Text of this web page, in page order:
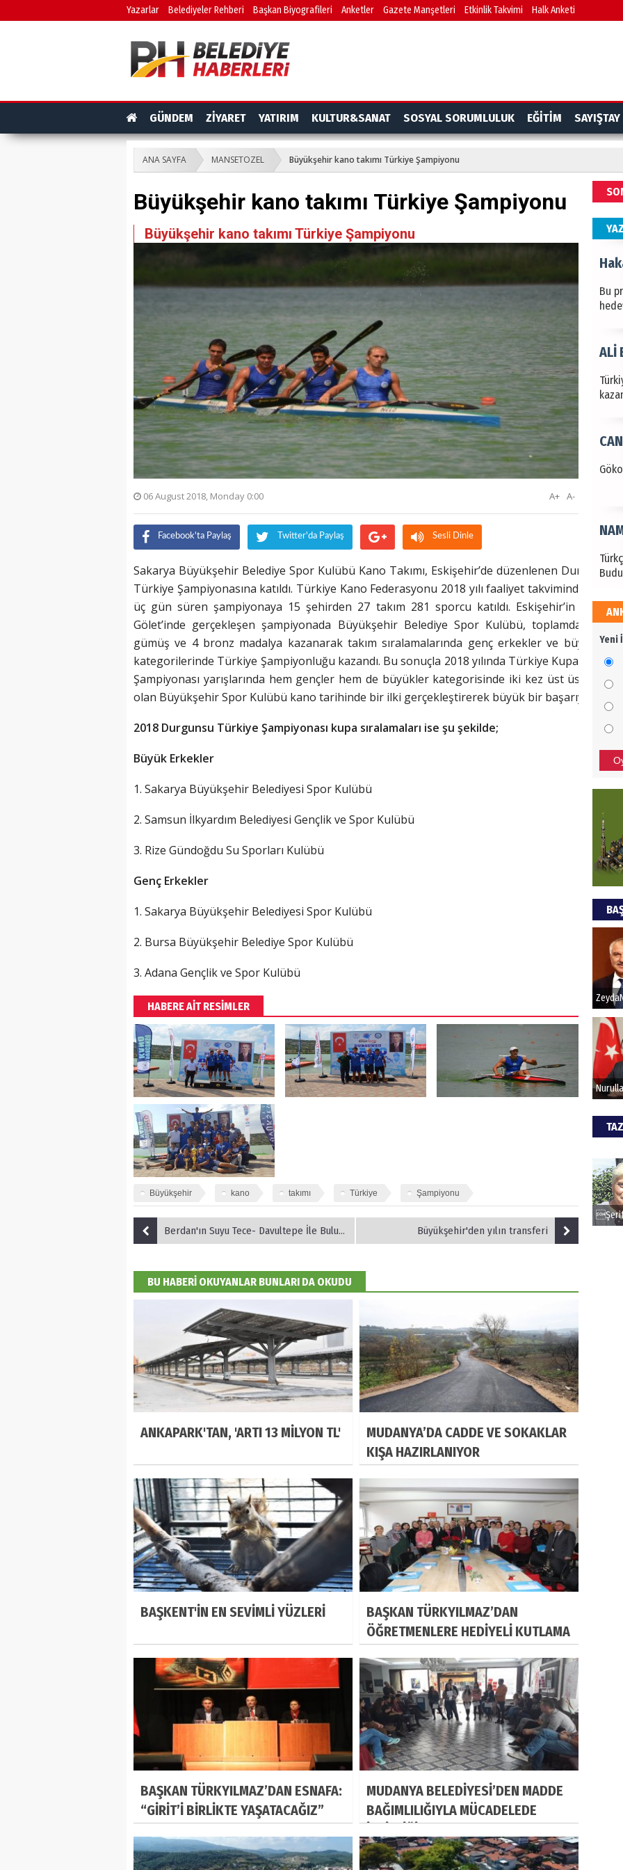
Yazarlar Belediyeler Rehberi Başkan Biyografileri Anketler Gazete Manşetleri Etkinlik Takvimi Halk Anketi
GÜNDEM ZİYARET YATIRIM KULTUR&SANAT SOSYAL SORUMLULUK EĞİTİM SAYIŞTAY
ANA SAYFA MANSETOZEL Büyükşehir kano takımı Türkiye Şampiyonu
Büyükşehir kano takımı Türkiye Şampiyonu
Büyükşehir kano takımı Türkiye Şampiyonu
06 August 2018, Monday 0:00 A-
A+
Facebook'ta Paylaş Twitter'da Paylaş Sesli Dinle
Sakarya Büyükşehir Belediye Spor Kulübü Kano Takımı, Eskişehir’de düzenlenen Durgunsu
Türkiye Şampiyonasına katıldı. Türkiye Kano Federasyonu 2018 yılı faaliyet takviminde yer
üç gün süren şampiyonaya 15 şehirden 27 takım 281 sporcu katıldı. Eskişehir’in Sarı
Gölet’inde gerçekleşen şampiyonada Büyükşehir Belediye Spor Kulübü, toplamda 14
gümüş ve 4 bronz madalya kazanarak takım sıralamalarında genç erkekler ve büyük
kategorilerinde Türkiye Şampiyonluğu kazandı. Bu sonuçla 2018 yılında Türkiye Kupası ve
Şampiyonası yarışlarında hem gençler hem de büyükler kategorisinde iki kez üst üste
olan Büyükşehir Spor Kulübü kano tarihinde bir ilki gerçekleştirerek büyük bir başarıya imza
2018 Durgunsu Türkiye Şampiyonası kupa sıralamaları ise şu şekilde;
Büyük Erkekler
1. Sakarya Büyükşehir Belediyesi Spor Kulübü
2. Samsun İlkyardım Belediyesi Gençlik ve Spor Kulübü
3. Rize Gündoğdu Su Sporları Kulübü
Genç Erkekler
1. Sakarya Büyükşehir Belediyesi Spor Kulübü
2. Bursa Büyükşehir Belediye Spor Kulübü
3. Adana Gençlik ve Spor Kulübü
HABERE AİT RESİMLER
Büyükşehir kano takımı Türkiye Şampiyonu
Berdan'ın Suyu Tece- Davultepe İle Buluştu Büyükşehir'den yılın transferi
BU HABERİ OKUYANLAR BUNLARI DA OKUDU
ANKAPARK'TAN, 'ARTI 13 MİLYON TL'
MUDANYA’DA CADDE VE SOKAKLAR
KIŞA HAZIRLANIYOR
BAŞKENT'İN EN SEVİMLİ YÜZLERİ
BAŞKAN TÜRKYILMAZ’DAN
ÖĞRETMENLERE HEDİYELİ KUTLAMA
BAŞKAN TÜRKYILMAZ’DAN ESNAFA:
“GİRİT’İ BİRLİKTE YAŞATACAĞIZ”
MUDANYA BELEDİYESİ’DEN MADDE
BAĞIMLILIĞIYLA MÜCADELEDE
Bu
ALİ
Bu
Yeni